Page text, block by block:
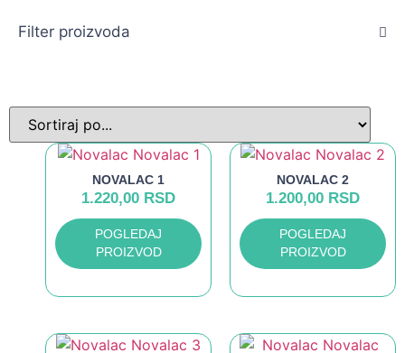
Filter proizvoda
NOVALAC 1
1.220,00 RSD
POGLEDAJ
PROIZVOD
NOVALAC 2
1.200,00 RSD
POGLEDAJ
PROIZVOD